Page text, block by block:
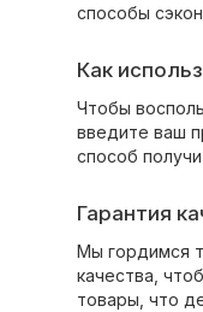
способы
Как
Чтобы
введите ваш
способ
Гарантия
Мы гордимся
качества,
товары, что